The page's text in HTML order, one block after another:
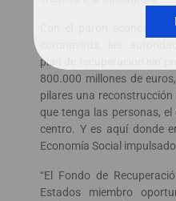
Con el parón económico
plan de recuperación sin
800.000 millones de
pilares una
que tenga las personas,
centro. Y es aquí donde
Economía Social
“El Fondo de
Estados miembro